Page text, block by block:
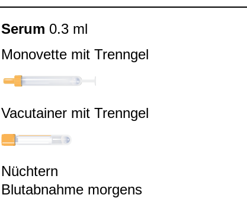
Serum 0.3 ml
Mono­vette mit Trenn­gel
Vacu­tai­ner mit Trenn­gel
Nüch­tern
Blut­ab­nahme mor­gens